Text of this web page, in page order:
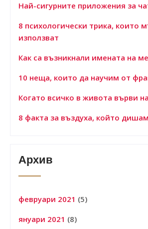
Най-сигурните приложения за
8 психологически трика, които
използват
Как са възникнали имената на
10 неща, които да научим от
Когато всичко в живота върви
8 факта за въздуха, който
Архив
февруари 2021 (5)
януари 2021 (8)